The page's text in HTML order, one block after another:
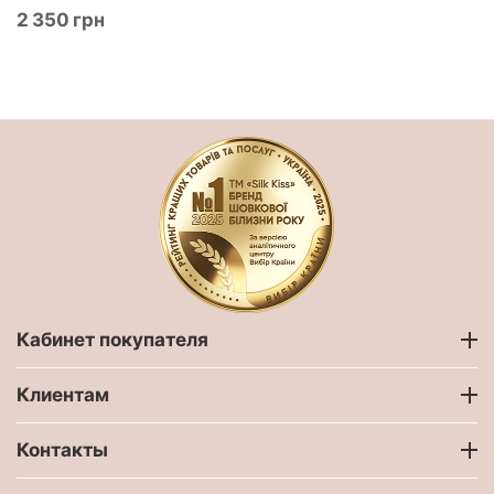
‍2 350‍ грн
Кабинет покупателя
Клиентам
Контакты